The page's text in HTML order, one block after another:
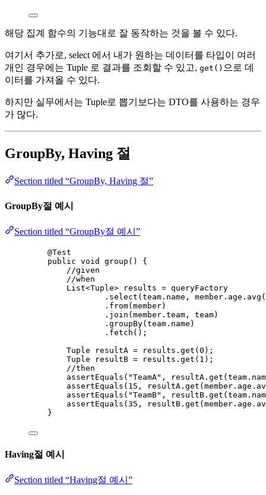
해당 집계 함수의 기능대로 잘 동작하는 것을 볼 수 있다.
여기서 추가로, select 에서 내가 원하는 데이터를 타입이 여러
개인 경우에는 Tuple 로 결과를 조회할 수 있고, get() 으로 데
이터를 가져올 수 있다.
하지만 실무에서는 Tuple로 뽑기보다는 DTO를 사용하는 경우
가 많다.
GroupBy, Having 절
Section titled “GroupBy, Having 절”
GroupBy절 예시
Section titled “GroupBy절 예시”
@Test
public void group ()
{
//given
//when
List<Tuple> results = queryFactory
. select ( team . name , member . age . avg
. from( member)
. join ( member . team , team)
. groupBy( team . name )
. fetch () ;
Tuple
resultA = results . get ( 0 ) ;
Tuple
resultB = results . get ( 1 ) ;
//then
assertEquals ( "TeamA" , resultA .get ( team .
assertEquals ( 15 , resultA .get ( member . age
assertEquals ( "TeamB" , resultB .get ( team .
assertEquals ( 35 , resultB .get ( member . age
}
Having절 예시
Section titled “Having절 예시”